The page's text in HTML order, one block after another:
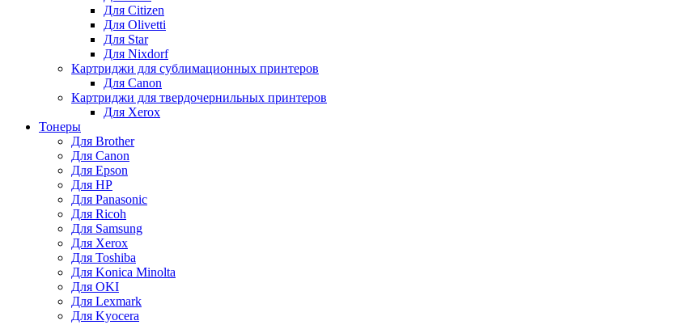
Для Citizen
Для Olivetti
Для Star
Для Nixdorf
Картриджи для сублимационных принтеров
Для Canon
Картриджи для твердочернильных принтеров
Для Xerox
Тонеры
Для Brother
Для Canon
Для Epson
Для HP
Для Panasonic
Для Ricoh
Для Samsung
Для Xerox
Для Toshiba
Для Konica Minolta
Для OKI
Для Lexmark
Для Kyocera